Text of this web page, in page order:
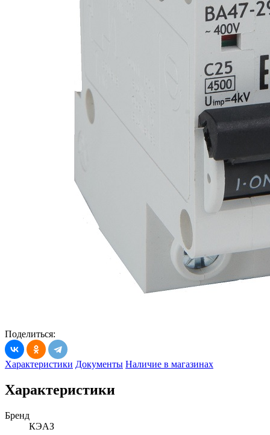
Поделиться:
Характеристики Документы Наличие в магазинах
Характеристики
Бренд
КЭАЗ